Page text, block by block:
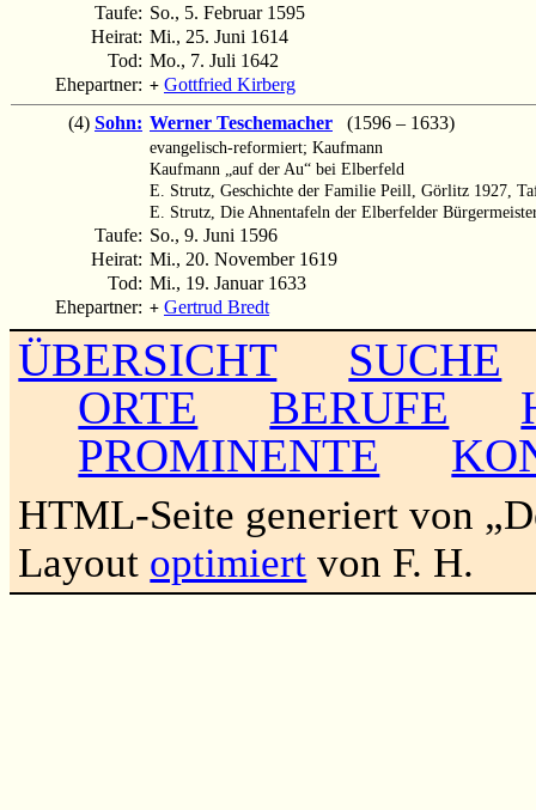
Taufe: So., 5. Februar 1595
Heirat: Mi., 25. Juni 1614
Tod: Mo., 7. Juli 1642
Ehepartner: + Gottfried Kirberg
(4) Sohn: Werner Teschemacher (1596 – 1633)
evangelisch-reformiert; Kaufmann
Kaufmann „auf der Au“ bei Elberfeld
E. Strutz, Geschichte der Familie Peill, Görlitz 1927,
E. Strutz, Die Ahnentafeln der Elberfelder
Taufe: So., 9. Juni 1596
Heirat: Mi., 20. November 1619
Tod: Mi., 19. Januar 1633
Ehepartner: + Gertrud Bredt
ÜBERSICHT
SUCHE
ORTE
BERUFE
PROMINENTE
HTML-Seite generiert von
Layout optimiert von F. H.